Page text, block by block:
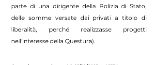
parte di una dirigente della Polizia di Stato,
delle somme versate dai privati a titolo di
liberalità, perché realizzasse progetti
nell'interesse della Questura).